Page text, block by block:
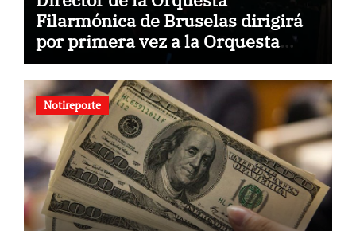
Filarmónica de Bruselas dirigirá
por primera vez a la Orquesta
Usach
Notireporte